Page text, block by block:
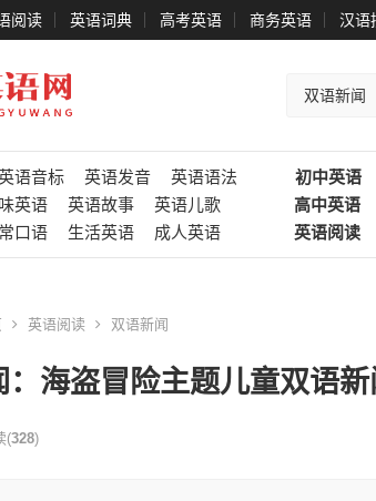
阅读 英语词典 高考英语 商务英语 汉语
语音标 英语发音 英语语法 初中英语
英语 英语故事 英语儿歌 高中英语
口语 生活英语 成人英语 英语阅读
英语阅读 双语新闻
：海盗冒险主题儿童双语
(328)